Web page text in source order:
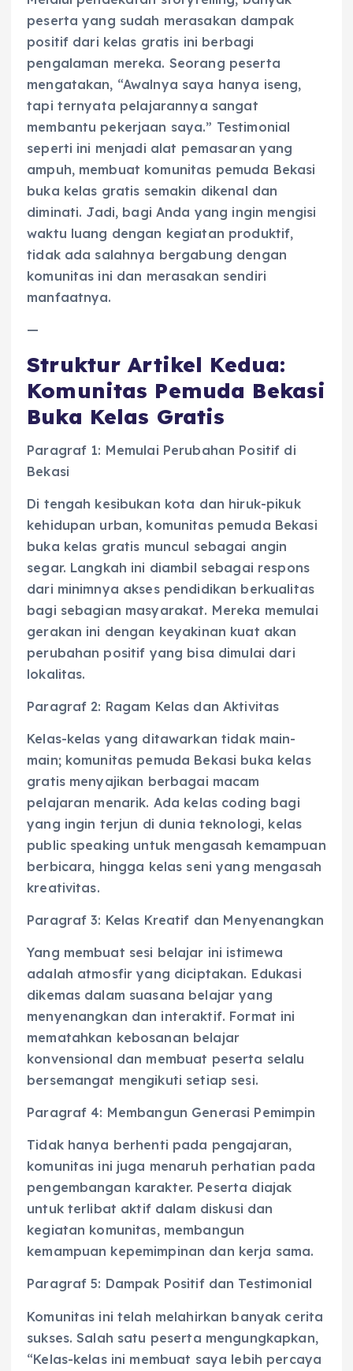
peserta yang sudah merasakan dampak
positif dari kelas gratis ini berbagi
pengalaman mereka. Seorang peserta
mengatakan, “Awalnya saya hanya iseng,
tapi ternyata pelajarannya sangat
membantu pekerjaan saya.” Testimonial
seperti ini menjadi alat pemasaran yang
ampuh, membuat komunitas pemuda Bekasi
buka kelas gratis semakin dikenal dan
diminati. Jadi, bagi Anda yang ingin mengisi
waktu luang dengan kegiatan produktif,
tidak ada salahnya bergabung dengan
komunitas ini dan merasakan sendiri
manfaatnya.
—
Struktur Artikel Kedua:
Komunitas Pemuda Bekasi
Buka Kelas Gratis
Paragraf 1: Memulai Perubahan Positif di
Bekasi
Di tengah kesibukan kota dan hiruk-pikuk
kehidupan urban, komunitas pemuda Bekasi
buka kelas gratis muncul sebagai angin
segar. Langkah ini diambil sebagai respons
dari minimnya akses pendidikan berkualitas
bagi sebagian masyarakat. Mereka memulai
gerakan ini dengan keyakinan kuat akan
perubahan positif yang bisa dimulai dari
lokalitas.
Paragraf 2: Ragam Kelas dan Aktivitas
Kelas-kelas yang ditawarkan tidak main-
main; komunitas pemuda Bekasi buka kelas
gratis menyajikan berbagai macam
pelajaran menarik. Ada kelas coding bagi
yang ingin terjun di dunia teknologi, kelas
public speaking untuk mengasah kemampuan
berbicara, hingga kelas seni yang mengasah
kreativitas.
Paragraf 3: Kelas Kreatif dan Menyenangkan
Yang membuat sesi belajar ini istimewa
adalah atmosfir yang diciptakan. Edukasi
dikemas dalam suasana belajar yang
menyenangkan dan interaktif. Format ini
mematahkan kebosanan belajar
konvensional dan membuat peserta selalu
bersemangat mengikuti setiap sesi.
Paragraf 4: Membangun Generasi Pemimpin
Tidak hanya berhenti pada pengajaran,
komunitas ini juga menaruh perhatian pada
pengembangan karakter. Peserta diajak
untuk terlibat aktif dalam diskusi dan
kegiatan komunitas, membangun
kemampuan kepemimpinan dan kerja sama.
Paragraf 5: Dampak Positif dan Testimonial
Komunitas ini telah melahirkan banyak cerita
sukses. Salah satu peserta mengungkapkan,
“Kelas-kelas ini membuat saya lebih percaya